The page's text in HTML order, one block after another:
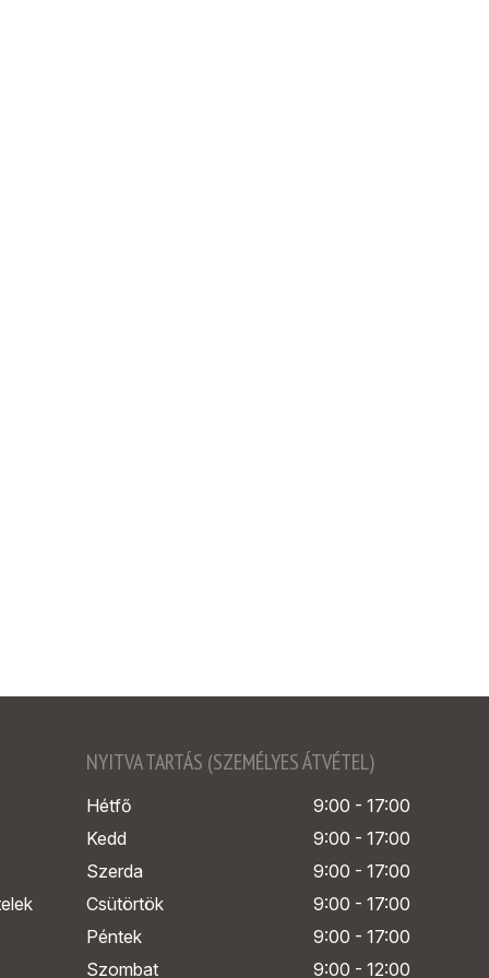
NYITVA TARTÁS (SZEMÉLYES ÁTVÉTEL)
Hétfő
9:00 - 17:00
Kedd
9:00 - 17:00
Szerda
9:00 - 17:00
Csütörtök
9:00 - 17:00
Péntek
9:00 - 17:00
Szombat
9:00 - 12:00